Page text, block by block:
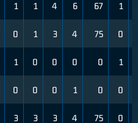
1 1 4 6 67 1
0 1 3 4 75 0
1 0 0 0 0 1
0 0 0 1 0 0
3 3 3 4 75 0